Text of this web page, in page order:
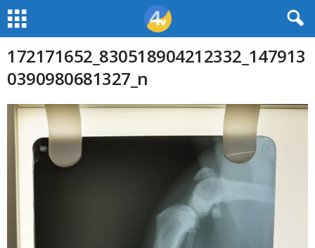
172171652_830518904212332_147913
0390980681327_n